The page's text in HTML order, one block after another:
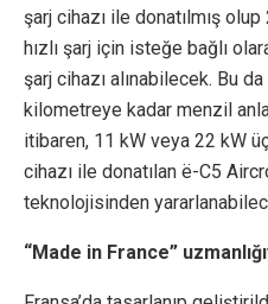
şarj cihazı ile donatılmış
hızlı şarj için isteğe bağlı
şarj cihazı alınabilecek. Bu
kilometreye kadar menzil
itibaren, 11 kW veya 22 kW
cihazı ile donatılan ë-C5
teknolojisinden
“Made in France”